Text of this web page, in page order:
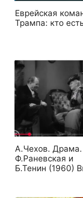
Еврейская
Трампа: кто
А.Чехов. Драма.
Ф.Раневская и
Б.Тенин (1960)